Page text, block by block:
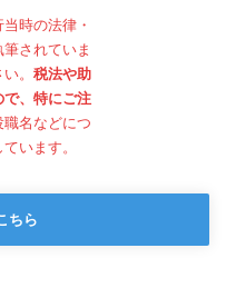
時の法律・
されていま
。 税法や助
で、特にご注
名などにつ
います。
ちら